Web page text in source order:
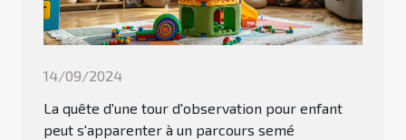
14/09/2024
La quête d'une tour d'observation pour enfant
peut s'apparenter à un parcours semé